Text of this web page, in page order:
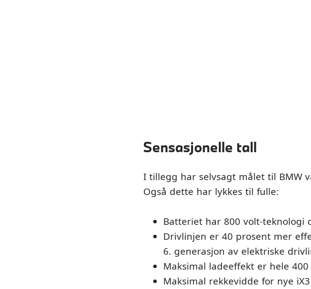
Sensasjonelle tall
I tillegg har selvsagt målet til BMW
Også dette har lykkes til fulle:
Batteriet har 800 volt-teknologi
Drivlinjen er 40 prosent mer
6. generasjon av elektriske
Maksimal ladeeffekt er hele
Maksimal rekkevidde for nye